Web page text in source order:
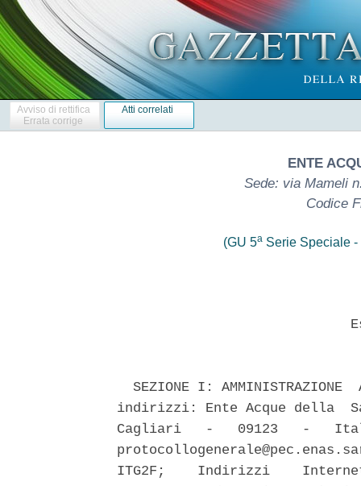
Avviso di rettifica
Errata corrige
Atti correlati
ENTE
Sede: via Mameli
Codice
(GU 5aSerie Speciale -
SEZIONE I: AMMINISTRAZIONE
indirizzi: Ente Acque della
Cagliari   -   09123   -
ITG2F;    Indirizzi